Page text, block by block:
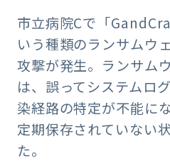
市立病院Cで「
いう種類のランサムウ
攻撃が発生。ランサム
は、誤ってシステムロ
染経路の特定が不能に
定期保存されていない
た。